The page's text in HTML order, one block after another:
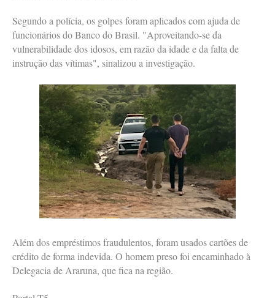
Segundo a polícia, os golpes foram aplicados com ajuda de
funcionários do Banco do Brasil. "Aproveitando-se da
vulnerabilidade dos idosos, em razão da idade e da falta de
instrução das vítimas", sinalizou a investigação.
Além dos empréstimos fraudulentos, foram usados cartões de
crédito de forma indevida. O homem preso foi encaminhado à
Delegacia de Araruna, que fica na região.